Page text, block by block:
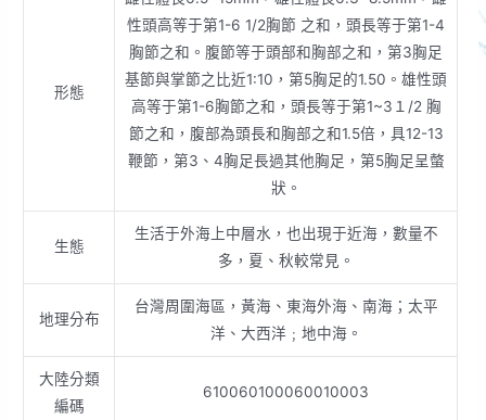
形態
性頭高等于第1-6 1/2胸節 之和，頭長等于第1-4
胸節之和。腹節等于頭部和胸部之和，第3胸足
基節與掌節之比近1:10，第5胸足的1.50。雄性頭
高等于第1-6胸節之和，頭長等于第1~3１/2 胸
節之和，腹部為頭長和胸部之和1.5倍，具12-13
鞭節，第3、4胸足長過其他胸足，第5胸足呈螫
狀。
生態
生活于外海上中層水，也出現于近海，數量不
多，夏、秋較常見。
地理分布
台灣周圍海區，黃海、東海外海、南海；太平
洋、大西洋﹔地中海。
大陸分類
編碼
610060100060010003